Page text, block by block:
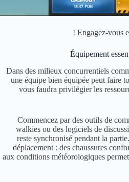
Engagez-vous
Équipement
Dans des milieux concurrentiels
une équipe bien équipée peut faire
vous faudra privilégier les
Commencez par des outils de
walkies ou des logiciels de
reste synchronisé pendant la
déplacement : des chaussures
aux conditions météorologiques